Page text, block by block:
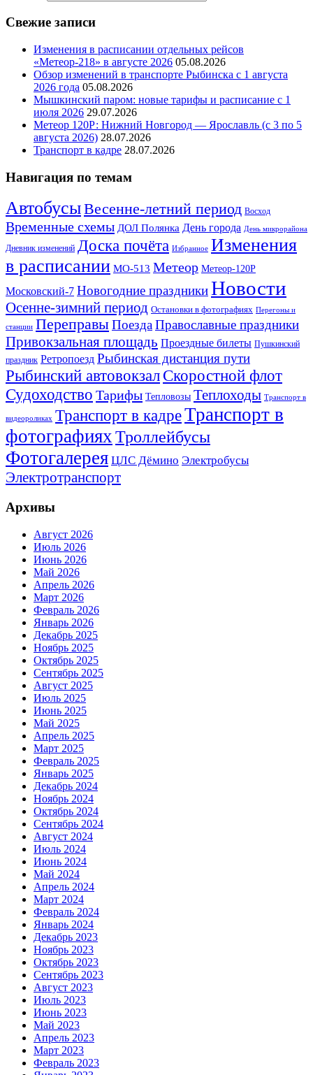
Свежие записи
Изменения в расписании отдельных рейсов
«Метеор-218» в августе 2026 05.08.2026
Обзор изменений в транспорте Рыбинска с 1 августа
2026 года 05.08.2026
Мышкинский паром: новые тарифы и расписание с 1
июля 2026 29.07.2026
Метеор 120Р: Нижний Новгород — Ярославль (с 3 по 5
августа 2026) 28.07.2026
Транспорт в кадре 28.07.2026
Навигация по темам
АвтобусыВесенне-летний период Восход
Временные схемы ДОЛ Полянка День города День микрорайона
Дневник изменений Доска почёта Избранное Изменения
в расписании МО-513 Метеор Метеор-120Р
Московский-7 Новогодние праздникиНовости
Осенне-зимний период Остановки в фотографиях Перегоны и
станции ПереправыПоездаПравославные праздники
Привокзальная площадь Проездные билеты Пушкинский
праздник Ретропоезд Рыбинская дистанция пути
Рыбинский автовокзал Скоростной флот
Судоходство Тарифы Тепловозы Теплоходы Транспорт в
видеороликах Транспорт в кадреТранспорт в
фотографияхТроллейбусы
Фотогалерея ЦЛС Дёмино Электробусы
Электротранспорт
Архивы
Август 2026
Июль 2026
Июнь 2026
Май 2026
Апрель 2026
Март 2026
Февраль 2026
Январь 2026
Декабрь 2025
Ноябрь 2025
Октябрь 2025
Сентябрь 2025
Август 2025
Июль 2025
Июнь 2025
Май 2025
Апрель 2025
Март 2025
Февраль 2025
Январь 2025
Декабрь 2024
Ноябрь 2024
Октябрь 2024
Сентябрь 2024
Август 2024
Июль 2024
Июнь 2024
Май 2024
Апрель 2024
Март 2024
Февраль 2024
Январь 2024
Декабрь 2023
Ноябрь 2023
Октябрь 2023
Сентябрь 2023
Август 2023
Июль 2023
Июнь 2023
Май 2023
Апрель 2023
Март 2023
Февраль 2023